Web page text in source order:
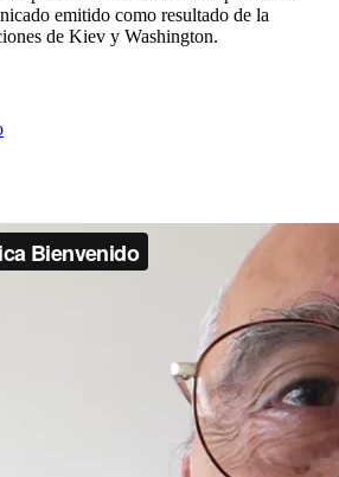
emitido como resultado de la
de Kiev y Washington.